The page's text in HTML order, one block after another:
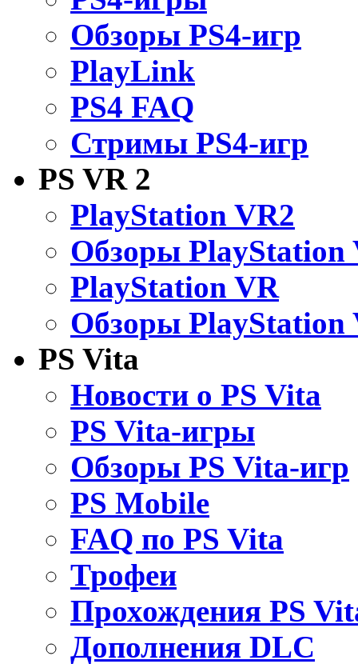
Обзоры PS4-игр
PlayLink
PS4 FAQ
Стримы PS4-игр
PS VR 2
PlayStation VR2
Обзоры PlayStation
PlayStation VR
Обзоры PlayStation
PS Vita
Новости о PS Vita
PS Vita-игры
Обзоры PS Vita-игр
PS Mobile
FAQ по PS Vita
Трофеи
Прохождения PS
Дополнения DLC